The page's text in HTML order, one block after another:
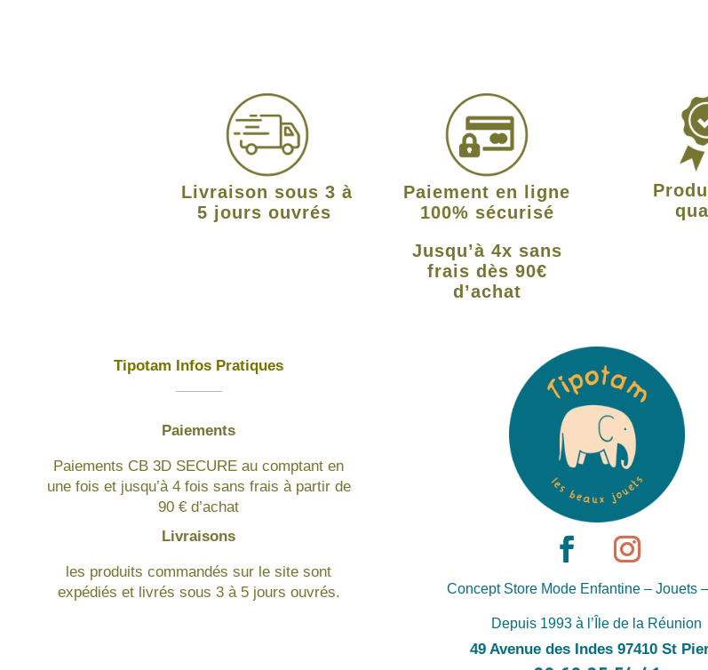
Livraison sous 3 à
5 jours ouvrés
Paiement en ligne
100% sécurisé
Jusqu’à 4x sans
frais dès 90€
d’achat
Tipotam Infos Pratiques
Paiements
Paiements CB 3D SECURE au comptant en
une fois et jusqu’à 4 fois sans frais à partir de
90 € d’achat
Livraisons
les produits commandés sur le site sont
expédiés et livrés sous 3 à 5 jours ouvrés.
Concept Store Mode Enfantine – Jouets
Depuis 1993 à l’Île de la Réunion
49 Avenue des Indes 97410 St